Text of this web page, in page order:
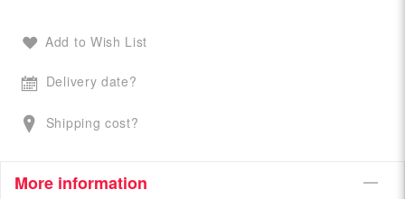
Add to Wish List
Delivery date?
Shipping cost?
More information